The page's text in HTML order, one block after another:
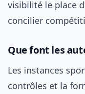
visibilité le place
concilier
Que font les
Les instances
contrôles et la